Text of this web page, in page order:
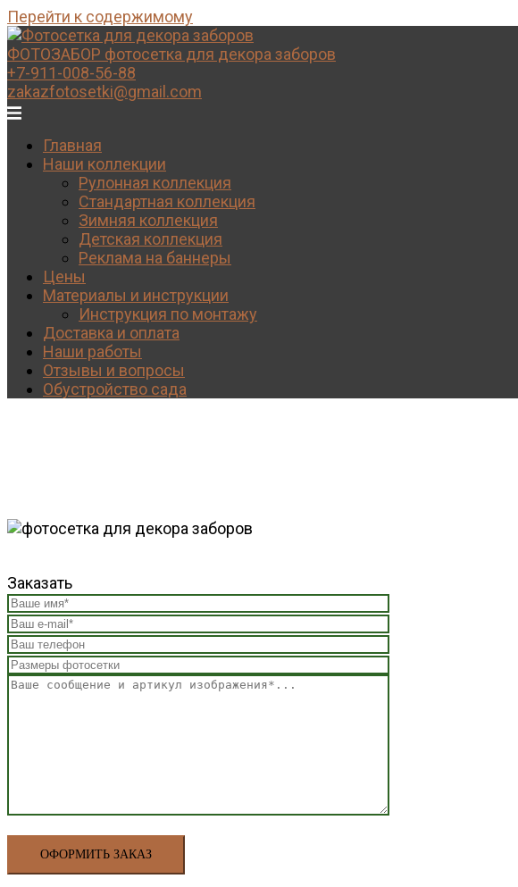
Перейти к содержимому
ФОТОЗАБОР фотосетка для декора заборов
+7-911-008-56-88
zakazfotosetki@gmail.com
Главная
Наши коллекции
Рулонная коллекция
Стандартная коллекция
Зимняя коллекция
Детская коллекция
Реклама на баннеры
Цены
Материалы и инструкции
Инструкция по монтажу
Доставка и оплата
Наши работы
Отзывы и вопросы
Обустройство сада
Заказать